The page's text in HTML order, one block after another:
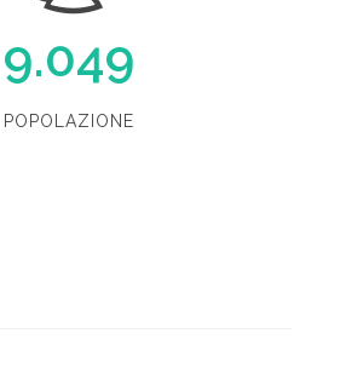
9.049
POPOLAZIONE